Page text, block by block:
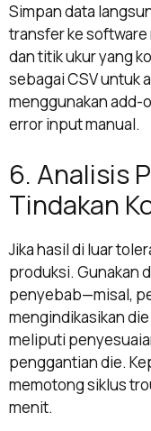
Simpan data
transfer ke software
dan titik ukur yang
sebagai CSV untuk
menggunakan add-
error input manual.
6. Analisis
Tindakan
Jika hasil di luar
produksi. Gunakan
penyebab—misal,
mengindikasikan
meliputi
penggantian die.
memotong siklus
menit.